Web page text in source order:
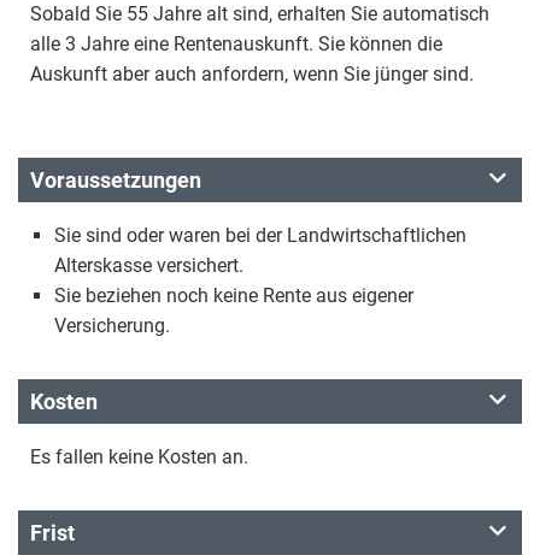
Sobald Sie 55 Jahre alt sind, erhalten Sie automatisch
alle 3 Jahre eine Rentenauskunft. Sie können die
Auskunft aber auch anfordern, wenn Sie jünger sind.
Voraussetzungen
Sie sind oder waren bei der Landwirtschaftlichen
Alterskasse versichert.
Sie beziehen noch keine Rente aus eigener
Versicherung.
Kosten
Es fallen keine Kosten an.
Frist